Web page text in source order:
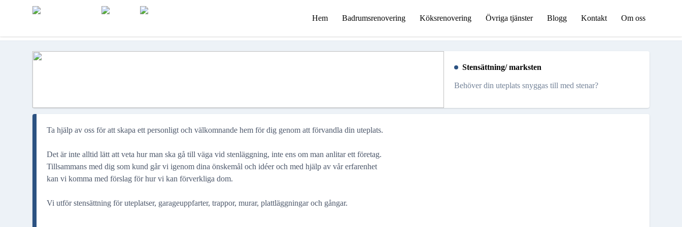
Hem Badrumsrenovering Köksrenovering Övriga tjänster Blogg Kontakt Om oss
Stensättning/ marksten
Behöver din uteplats snyggas till med stenar?
Ta hjälp av oss för att skapa ett personligt och välkomnande hem för dig genom att förvandla din uteplats.
Det är inte alltid lätt att veta hur man ska gå till väga vid stenläggning, inte ens om man anlitar ett företag.
Tillsammans med dig som kund går vi igenom dina önskemål och idéer och med hjälp av vår erfarenhet
kan vi komma med förslag för hur vi kan förverkliga dom.
Vi utför stensättning för uteplatser, garageuppfarter, trappor, murar, plattläggningar och gångar.